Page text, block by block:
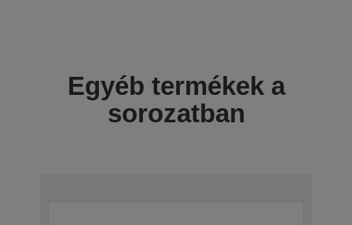
Egyéb termékek a
sorozatban